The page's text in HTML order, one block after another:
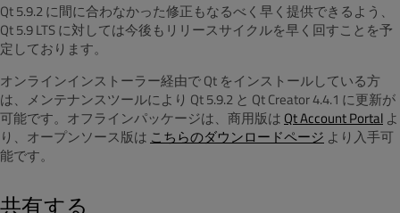
Qt 5.9.2 に間に合わなかった修正もなるべく早く提供できるよう、
Qt 5.9 LTS に対しては今後もリリースサイクルを早く回すことを予
定しております。
オンラインインストーラー経由で Qt をインストールしている方
は、メンテナンスツールにより Qt 5.9.2 と Qt Creator 4.4.1 に更新が
可能です。オフラインパッケージは、商用版は Qt Account Portal よ
り、オープンソース版は こちらのダウンロードページ より入手可
能です。
共有する